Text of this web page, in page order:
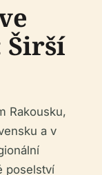
Širší
Rakousku,
a v
poselství